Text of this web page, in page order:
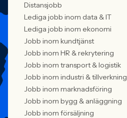
Distansjobb
Lediga jobb inom data & IT
Lediga jobb inom ekonomi
Jobb inom kundtjänst
Jobb inom HR & rekrytering
Jobb inom transport & logistik
Jobb inom industri & tillverkning
Jobb inom marknadsföring
Jobb inom bygg & anläggning
Jobb inom försäljning